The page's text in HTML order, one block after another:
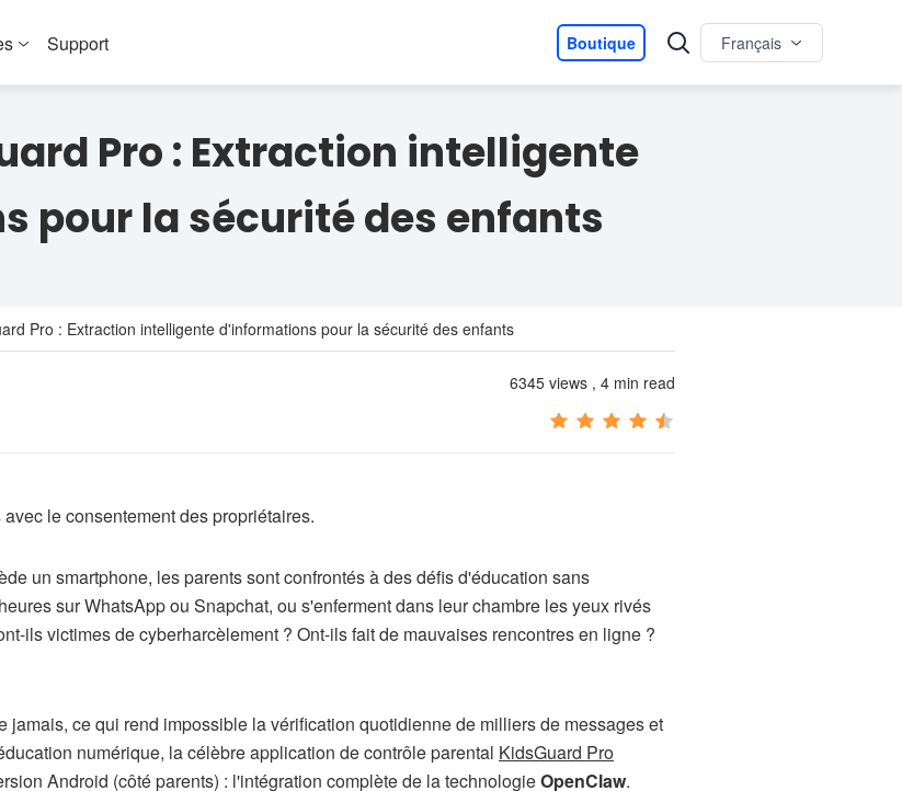
Support Boutique Français
Pro : Extraction intelligente
pour la sécurité des enfants
Pro : Extraction intelligente d'informations pour la sécurité des enfants
6345 views , 4 min read
le consentement des propriétaires.
un smartphone, les parents sont confrontés à des défis d'éducation sans
sur WhatsApp ou Snapchat, ou s'enferment dans leur chambre les yeux rivés
ils victimes de cyberharcèlement ? Ont-ils fait de mauvaises rencontres en ligne ?
jamais, ce qui rend impossible la vérification quotidienne de milliers de messages et
numérique, la célèbre application de contrôle parental KidsGuard Pro
Android (côté parents) : l'intégration complète de la technologieOpenClaw.